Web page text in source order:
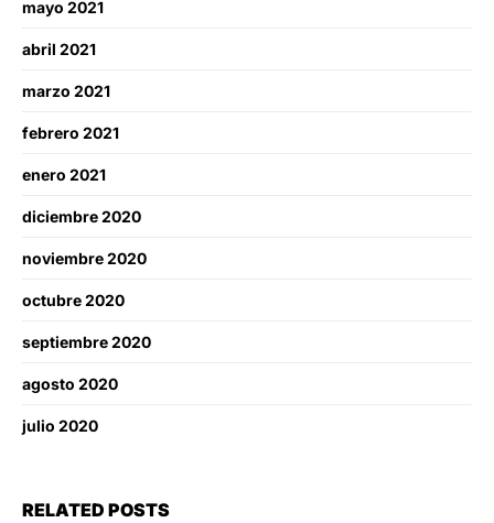
mayo 2021
abril 2021
marzo 2021
febrero 2021
enero 2021
diciembre 2020
noviembre 2020
octubre 2020
septiembre 2020
agosto 2020
julio 2020
RELATED POSTS